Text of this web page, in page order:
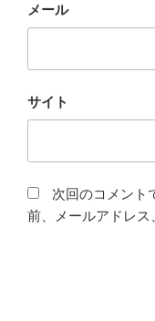
メール
サイト
次回のコメント
前、メールアドレス